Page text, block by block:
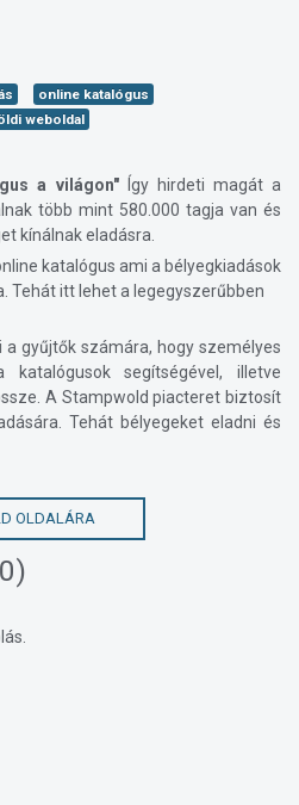
online katalógus
weboldal
a világon"
Így hirdeti magát a
több mint 580.000 tagja van és
kínálnak eladásra.
katalógus ami a bélyegkiadások
Tehát itt lehet a legegyszerűbben
gyűjtők számára, hogy személyes
katalógusok segítségével, illetve
A Stampwold piacteret biztosít
Tehát bélyegeket eladni és
OLDALÁRA
0)